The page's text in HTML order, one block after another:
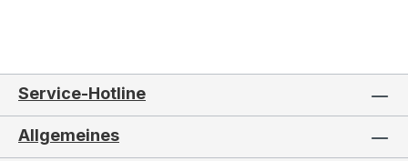
Service-Hotline
Allgemeines